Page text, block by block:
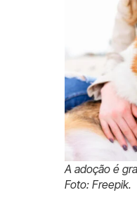
A adoção é
Foto: Freepik.